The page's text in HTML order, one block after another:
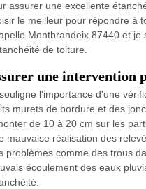
assurer une excellente
le meilleur pour répondre à
Montbrandeix 87440 et
de toiture.
une intervention
l'importance d'une
murets de bordure et des
de 10 à 20 cm sur les
mauvaise réalisation des
problèmes comme des trous
écoulement des eaux